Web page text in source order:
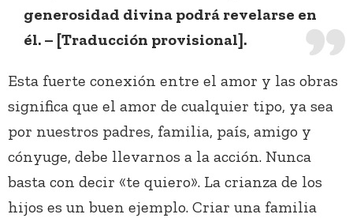
generosidad divina podrá revelarse en
él. – [Traducción provisional].
Esta fuerte conexión entre el amor y las obras
significa que el amor de cualquier tipo, ya sea
por nuestros padres, familia, país, amigo y
cónyuge, debe llevarnos a la acción. Nunca
basta con decir «te quiero». La crianza de los
hijos es un buen ejemplo. Criar una familia